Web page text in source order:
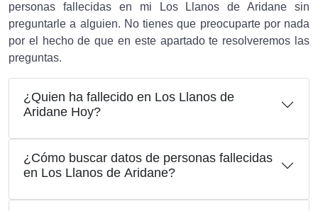
personas fallecidas en mi Los Llanos de Aridane sin
preguntarle a alguien. No tienes que preocuparte por nada
por el hecho de que en este apartado te resolveremos las
preguntas.
¿Quien ha fallecido en Los Llanos de
Aridane Hoy?
¿Cómo buscar datos de personas fallecidas
en Los Llanos de Aridane?